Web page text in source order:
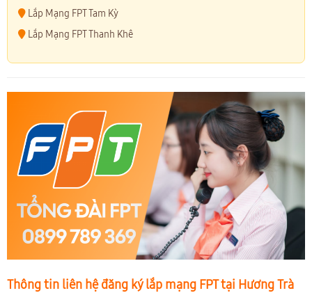
Lắp Mạng FPT Tam Kỳ
Lắp Mạng FPT Thanh Khê
Thông tin liên hệ đăng ký lắp mạng FPT tại Hương Trà